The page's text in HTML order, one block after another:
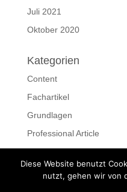
Juli 2021
Oktober 2020
Kategorien
Content
Fachartikel
Grundlagen
Professional Article
Ressourcen
Schreiben
Diese Website benutzt
nutzt, gehen wir von